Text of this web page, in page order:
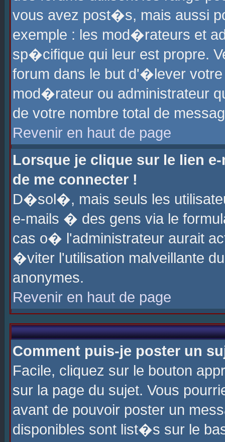
vous avez post�s, mais aussi
exemple : les mod�rateurs et
sp�cifique qui leur est propre.
forum dans le but d'�lever
mod�rateur ou administrateur
de votre nombre total de
Revenir en haut de page
Lorsque je clique sur le lien
de me connecter !
D�sol�, mais seuls les
e-mails � des gens via le
cas o� l'administrateur aurait
�viter l'utilisation malveillante
anonymes.
Revenir en haut de page
Comment puis-je poster un
Facile, cliquez sur le bouton
sur la page du sujet. Vous
avant de pouvoir poster un
disponibles sont list�s sur le